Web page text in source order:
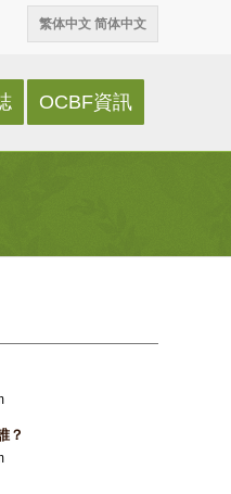
繁体中文 简体中文
OCBF資訊
？